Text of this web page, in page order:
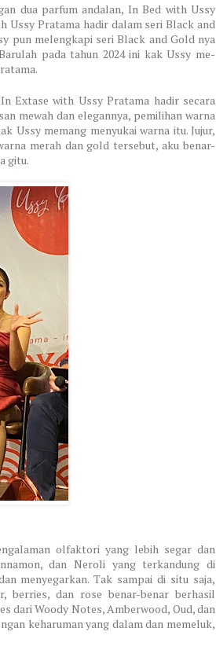
dua parfum andalan, In Bed with Ussy
Ussy Pratama hadir dalam seri Black and
pun melengkapi seri Black and Gold nya
pada tahun 2024 ini kak Ussy me-
Extase with Ussy Pratama hadir secara
mewah dan elegannya, pemilihan warna
Ussy memang menyukai warna itu. Jujur,
merah dan gold tersebut, aku benar-
gitu.
olfaktori yang lebih segar dan
dan Neroli yang terkandung di
menyegarkan. Tak sampai di situ saja,
berries, dan rose benar-benar berhasil
dari Woody Notes, Amberwood, Oud, dan
keharuman yang dalam dan memeluk,